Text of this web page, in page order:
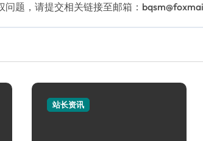
题，请提交相关链接至邮箱：
站长资讯